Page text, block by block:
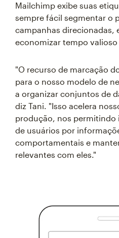
Mailchimp exibe suas
sempre fácil segmentar o
campanhas direcionadas,
economizar tempo
"O recurso de marcação
para o nosso modelo de
a organizar conjuntos de
diz Tani. "Isso acelera
produção, nos permitindo
de usuários por
comportamentais e
relevantes com eles."